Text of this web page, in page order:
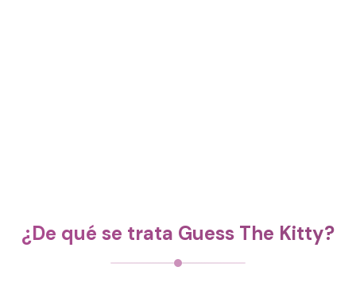
¿De qué se trata Guess The Kitty?